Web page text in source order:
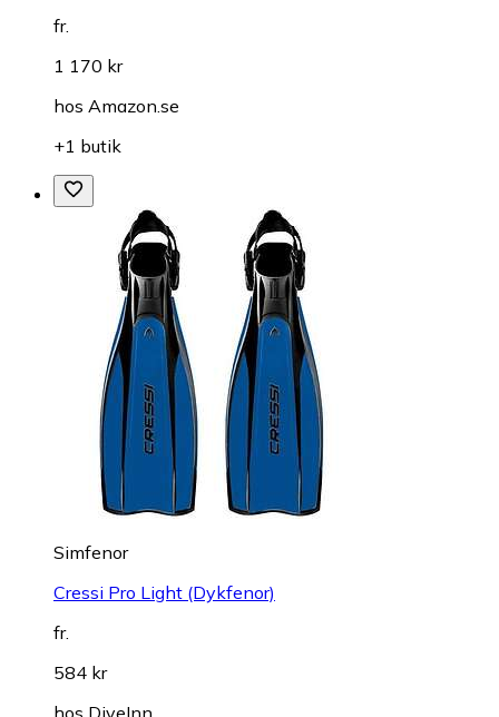
fr.
1 170 kr
hos Amazon.se
+1 butik
Simfenor
Cressi Pro Light (Dykfenor)
fr.
584 kr